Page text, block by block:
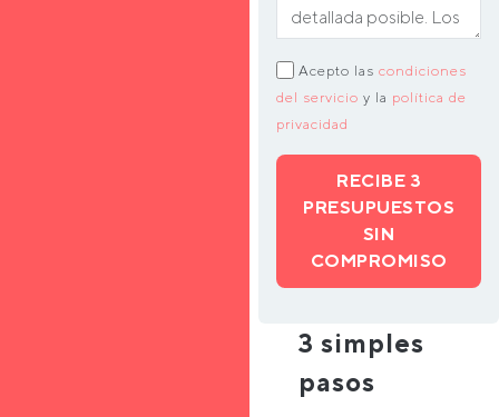
Acepto las condiciones
del servicio y la política de
privacidad
RECIBE 3
PRESUPUESTOS
SIN
COMPROMISO
3 simples
pasos